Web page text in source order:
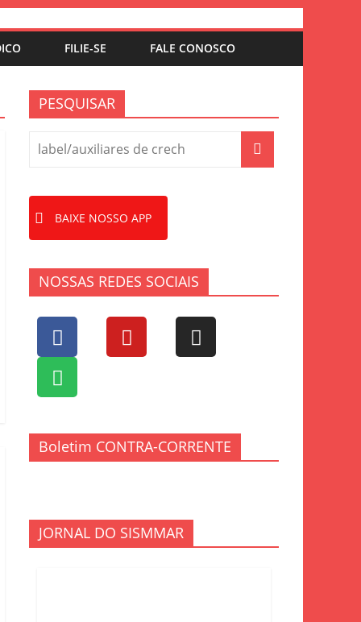
FILIE-SE FALE CONOSCO
PESQUISAR
BAIXE NOSSO APP
NOSSAS REDES SOCIAIS
Boletim CONTRA-CORRENTE
JORNAL DO SISMMAR